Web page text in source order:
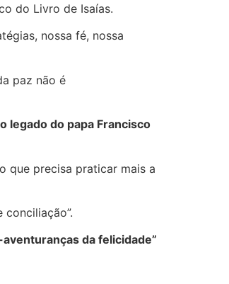
do Livro de Isaías.
nossa fé, nossa
paz não é
legado do papa Francisco
que precisa praticar mais a
da felicidade”